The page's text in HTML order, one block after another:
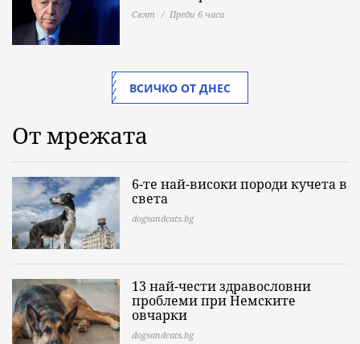
Свят Преди 6 часа
ВСИЧКО ОТ ДНЕС
От мрежата
6-те най-високи породи кучета в
света
dogsandcats.bg
13 най-чести здравословни
проблеми при Немските
овчарки
dogsandcats.bg